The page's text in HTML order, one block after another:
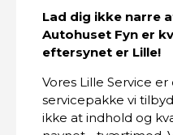
Lad dig ikke narre
Autohuset Fyn er
eftersynet er Lille!
Vores Lille Service
servicepakke vi
ikke at indhold og